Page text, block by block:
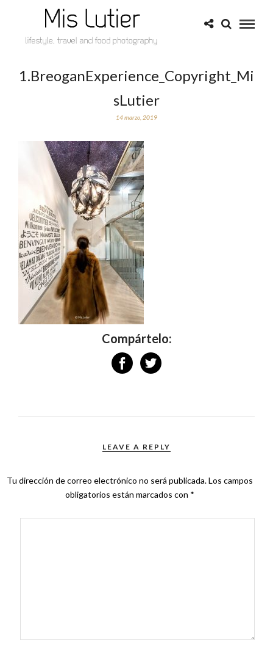
1.BreoganExperience_Copyright_Mi
sLutier
14 marzo, 2019
Compártelo:
LEAVE A REPLY
Tu dirección de correo electrónico no será publicada.Los campos
obligatorios están marcados con *